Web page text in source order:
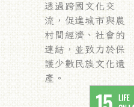
透過跨國文化交
流，促進城市與農
村間經濟、社會的
連結，並致力於保
護少數民族文化遺
產。